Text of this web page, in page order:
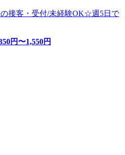
の接客・受付/未経験OK☆週5日で
円〜1,550円